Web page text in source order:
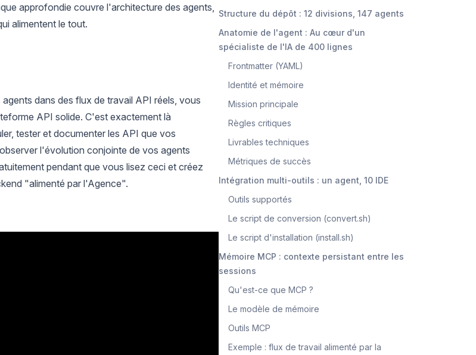
approfondie couvre l'architecture des agents,
alimentent le tout.
dans des flux de travail API réels, vous
API solide. C'est exactement là
tester et documenter les API que vos
l'évolution conjointe de vos agents
pendant que vous lisez ceci et créez
"alimenté par l'Agence".
Structure du dépôt : 12 divisions, 147 agents
Anatomie de l'agent : Au cœur d'un
spécialiste de l'IA de 400 lignes
Frontmatter (YAML)
Identité et mémoire
Mission principale
Règles critiques
Livrables techniques
Métriques de succès
Intégration multi-outils : un agent, 10 IDE
Outils supportés
Le script de conversion (convert.sh)
Le script d'installation (install.sh)
Mémoire MCP : contexte persistant entre les
sessions
Qu'est-ce que MCP ?
Le modèle de mémoire
Outils MCP
Exemple : flux de travail alimenté par la